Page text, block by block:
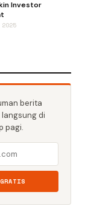
Investor
berita
di
pagi.